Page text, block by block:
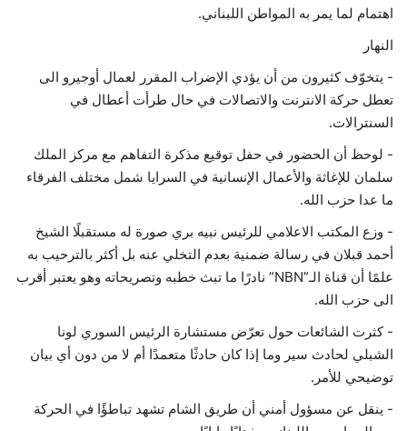
اهتمام لما يمر به المواطن اللبناني.
النهار
- يتخوّف كثيرون من أن يؤدي الإضراب المقرر لعمال أوجيرو الى
تعطل حركة الانترنت والاتصالات في حال طرأت أعطال في
السنترالات.
- لوحظ أن الحضور في حفل توقيع مذكرة التفاهم مع مركز الملك
سلمان للإغاثة والأعمال الإنسانية في السرايا شمل مختلف الفرقاء
ما عدا حزب الله.
- وزع المكتب الاعلامي للرئيس نبيه بري صورة له مستقبلًا الشيخ
أحمد قبلان في رسالة ضمنية بعدم التخلي عنه بل أكثر بالترحيب به
علمًا أن قناة الـ”NBN” نادرًا ما تبث خطبه وتصريحاته وهو يعتبر أقرب
الى حزب الله.
- كثرت الشائعات حول تعرّض مستشارة الرئيس السوري لونا
الشبلي لحادث سير وما إذا كان حادثًا متعمدًا أم لا من دون أي بيان
توضيحي للأمر.
- ينقل عن مسؤول أمني أن طريق الشام تشهد تباطؤًا في الحركة